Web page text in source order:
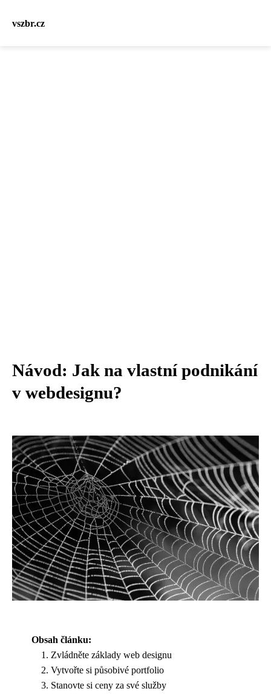
vszbr.cz
Návod: Jak na vlastní podnikání
v webdesignu?
Obsah článku:
Zvládněte základy web designu
Vytvořte si působivé portfolio
Stanovte si ceny za své služby